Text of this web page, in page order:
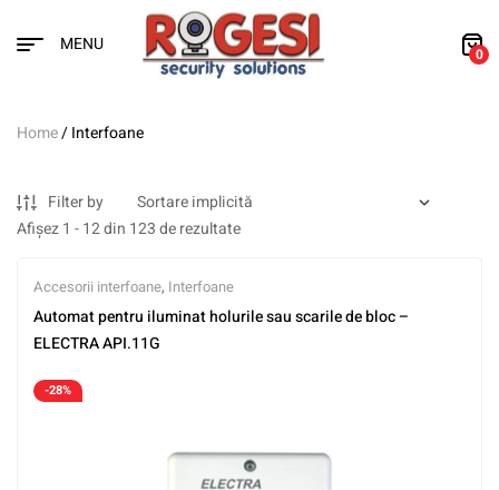
MENU 0
Home/ Interfoane
Filter by
Afișez 1 - 12 din 123 de rezultate
Accesorii interfoane, Interfoane
Automat pentru iluminat holurile sau scarile de bloc –
ELECTRA API.11G
-28%